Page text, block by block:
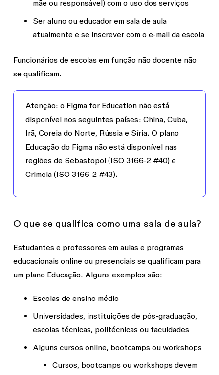
mãe ou responsável) com o uso dos serviços
Ser aluno ou educador em sala de aula
atualmente e se inscrever com o e-mail da escola
Funcionários de escolas em função não docente não
se qualificam.
Atenção: o Figma for Education não está
disponível nos seguintes países: China, Cuba,
Irã, Coreia do Norte, Rússia e Síria. O plano
Educação do Figma não está disponível nas
regiões de Sebastopol (ISO 3166-2 #40) e
Crimeia (ISO 3166-2 #43).
O que se qualifica como uma sala de aula?
Estudantes e professores em aulas e programas
educacionais online ou presenciais se qualificam para
um plano Educação. Alguns exemplos são:
Escolas de ensino médio
Universidades, instituições de pós-graduação,
escolas técnicas, politécnicas ou faculdades
Alguns cursos online, bootcamps ou workshops
Cursos, bootcamps ou workshops devem